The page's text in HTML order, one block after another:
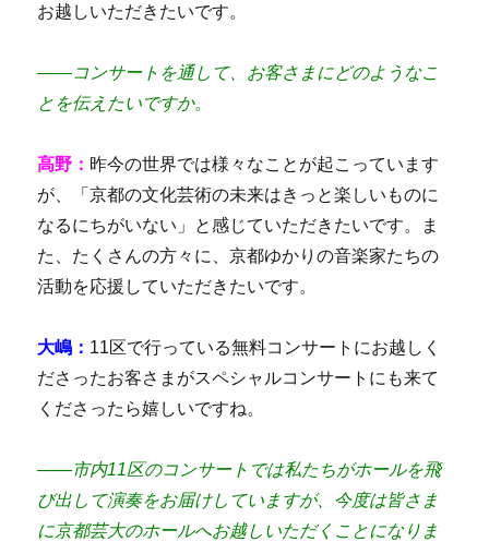
お越しいただきたいです。
――コンサートを通して、お客さまにどのようなこ
とを伝えたいですか。
高野： 昨今の世界では様々なことが起こっています
が、「京都の文化芸術の未来はきっと楽しいものに
なるにちがいない」と感じていただきたいです。ま
た、たくさんの方々に、京都ゆかりの音楽家たちの
活動を応援していただきたいです。
大嶋： 11区で行っている無料コンサートにお越しく
ださったお客さまがスペシャルコンサートにも来て
くださったら嬉しいですね。
――市内11区のコンサートでは私たちがホールを飛
び出して演奏をお届けしていますが、今度は皆さま
に京都芸大のホールへお越しいただくことになりま